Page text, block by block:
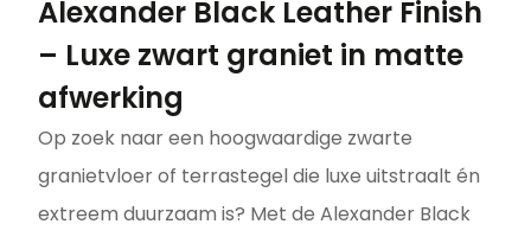
Alexander Black Leather Finish
– Luxe zwart graniet in matte
afwerking
Op zoek naar een hoogwaardige zwarte
granietvloer of terrastegel die luxe uitstraalt én
extreem duurzaam is? Met de Alexander Black